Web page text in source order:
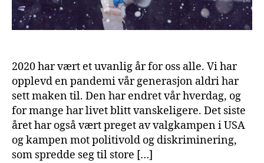
2020 har vært et uvanlig år for oss alle. Vi har
opplevd en pandemi vår generasjon aldri har
sett maken til. Den har endret vår hverdag, og
for mange har livet blitt vanskeligere. Det siste
året har også vært preget av valgkampen i USA
og kampen mot politivold og diskriminering,
som spredde seg til store […]